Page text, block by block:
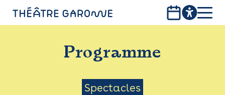
PROGRAMME
INFOS PRATIQUES
AVEC LES PUBLICS
Programme
Spectacles